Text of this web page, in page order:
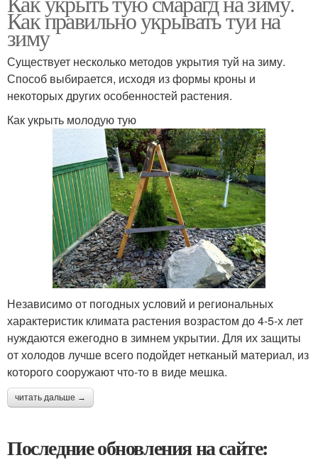
Как правильно укрывать туи на
зиму
Существует несколько методов укрытия туй на зиму.
Способ выбирается, исходя из формы кроны и
некоторых других особенностей растения.
Как укрыть молодую тую
Независимо от погодных условий и региональных
характеристик климата растения возрастом до 4-5-х лет
нуждаются ежегодно в зимнем укрытии. Для их защиты
от холодов лучше всего подойдет нетканый материал, из
которого сооружают что-то в виде мешка.
читать дальше →
Последние обновления на сайте: